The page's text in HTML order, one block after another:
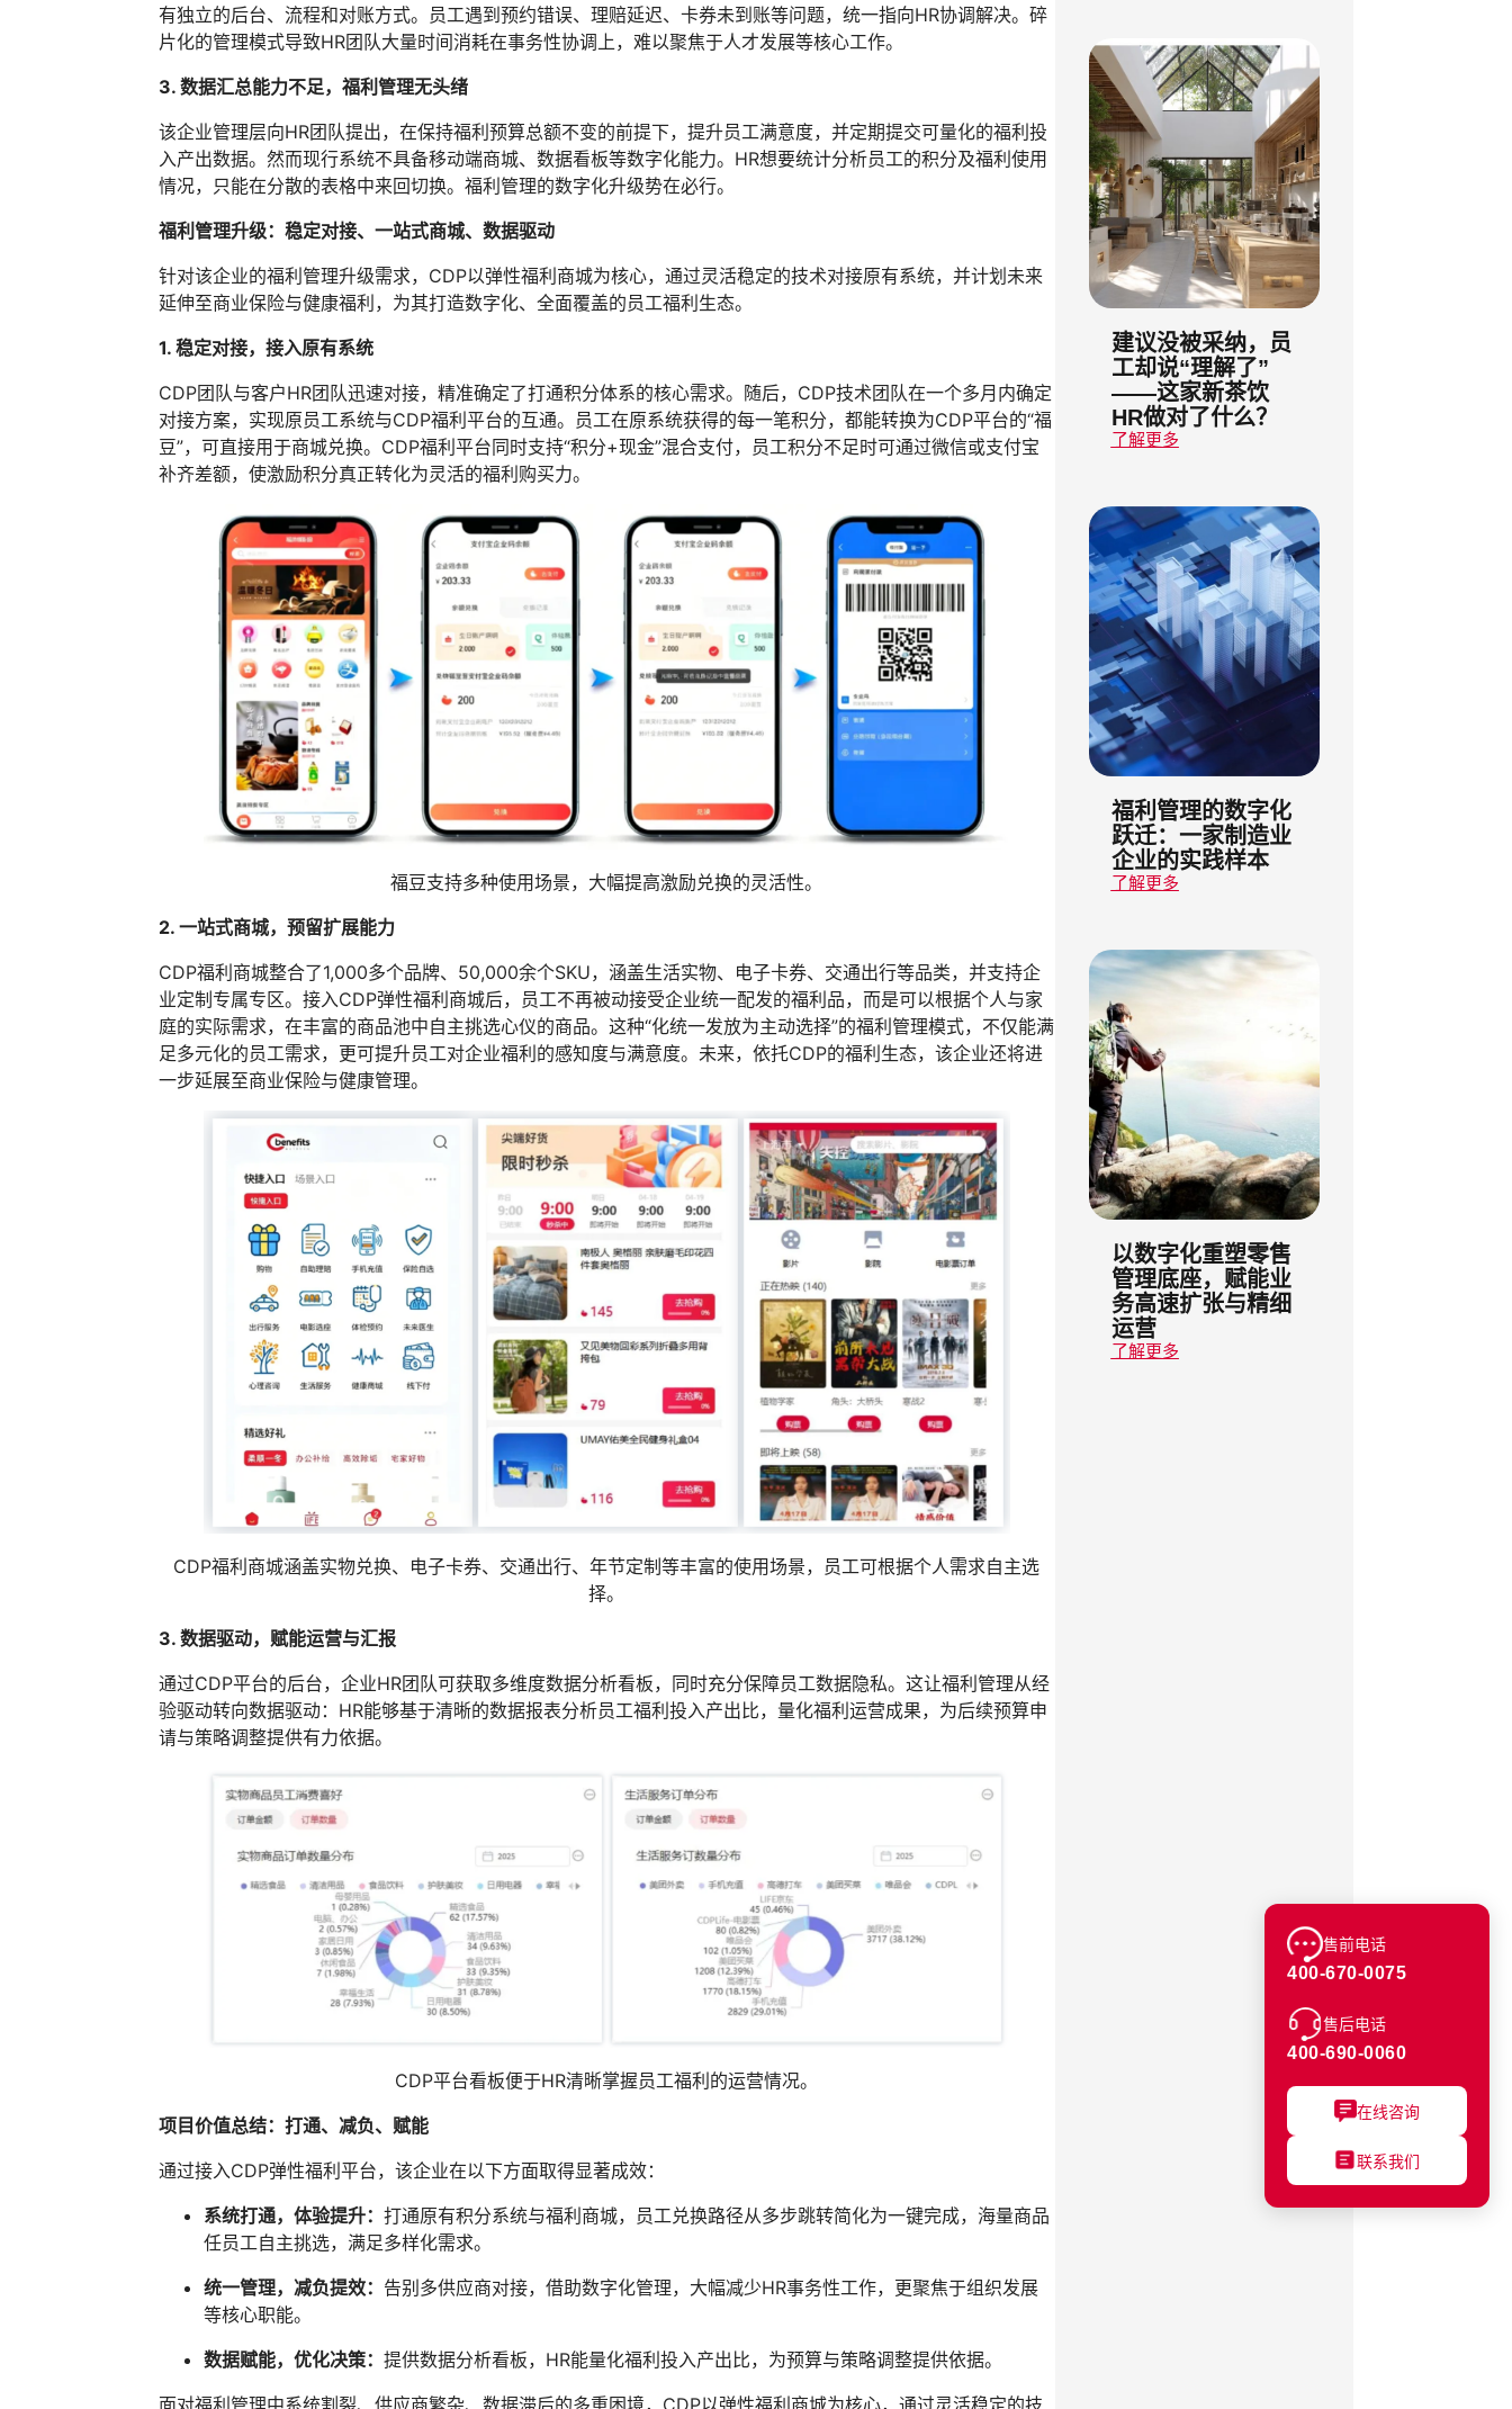
有独立的后台、流程和对账方式。员工遇到预约错误、理赔延迟、卡券未到账等问题，统一指向HR协调解决。碎
片化的管理模式导致HR团队大量时间消耗在事务性协调上，难以聚焦于人才发展等核心工作。
3. 数据汇总能力不足，福利管理无头绪
该企业管理层向HR团队提出，在保持福利预算总额不变的前提下，提升员工满意度，并定期提交可量化的福利投
入产出数据。然而现行系统不具备移动端商城、数据看板等数字化能力。HR想要统计分析员工的积分及福利使用
情况，只能在分散的表格中来回切换。福利管理的数字化升级势在必行。
福利管理升级： 稳定对接、一站式商城、数据驱动
针对该企业的福利管理升级需求，CDP以弹性福利商城为核心，通过灵活稳定的技术对接原有系统，并计划未来
延伸至商业保险与健康福利，为其打造数字化、全面覆盖的员工福利生态。
1. 稳定对接，接入原有系统
CDP团队与客户HR团队迅速对接，精准确定了打通积分体系的核心需求。随后，CDP技术团队在一个多月内确定
对接方案，实现原员工系统与CDP福利平台的互通。员工在原系统获得的每一笔积分，都能转换为CDP平台的“福
豆”，可直接用于商城兑换。CDP福利平台同时支持“积分+现金”混合支付，员工积分不足时可通过微信或支付宝
补齐差额，使激励积分真正转化为灵活的福利购买力。
福豆支持多种使用场景，大幅提高激励兑换的灵活性。
2. 一站式商城，预留扩展能力
CDP福利商城整合了1,000多个品牌、50,000余个SKU，涵盖生活实物、电子卡券、交通出行等品类，并支持企
业定制专属专区。接入CDP弹性福利商城后，员工不再被动接受企业统一配发的福利品，而是可以根据个人与家
庭的实际需求，在丰富的商品池中自主挑选心仪的商品。这种“化统一发放为主动选择”的福利管理模式，不仅能满
足多元化的员工需求，更可提升员工对企业福利的感知度与满意度。未来，依托CDP的福利生态，该企业还将进
一步延展至商业保险与健康管理。
CDP福利商城涵盖实物兑换、电子卡券、交通出行、年节定制等丰富的使用场景，员工可根据个人需求自主选
择。
3. 数据驱动，赋能运营与汇报
通过CDP平台的后台，企业HR团队可获取多维度数据分析看板，同时充分保障员工数据隐私。这让福利管理从经
验驱动转向数据驱动：HR能够基于清晰的数据报表分析员工福利投入产出比，量化福利运营成果，为后续预算申
请与策略调整提供有力依据。
CDP平台看板便于HR清晰掌握员工福利的运营情况。
项目价值总结： 打通、 减负、 赋能
通过接入CDP弹性福利平台，该企业在以下方面取得显著成效：
系统打通，体验提升： 打通原有积分系统与福利商城，员工兑换路径从多步跳转简化为一键完成，海量商品
任员工自主挑选，满足多样化需求。
统一管理，减负提效： 告别多供应商对接，借助数字化管理，大幅减少HR事务性工作，更聚焦于组织发展
等核心职能。
数据赋能，优化决策： 提供数据分析看板，HR能量化福利投入产出比，为预算与策略调整提供依据。
建议没被采纳，员
工却说“理解了”
——这家新茶饮
HR做对了什么？
了解更多
福利管理的数字化
跃迁：一家制造业
企业的实践样本
了解更多
以数字化重塑零售
管理底座，赋能业
务高速扩张与精细
运营
了解更多
售前电话
400-670-0075
售后电话
400-690-0060
在线咨询
联系我们